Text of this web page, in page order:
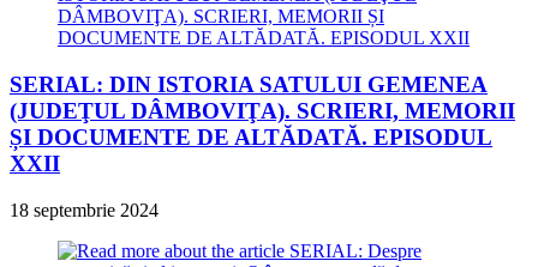
SERIAL: DIN ISTORIA SATULUI GEMENEA
(JUDEŢUL DÂMBOVIŢA). SCRIERI, MEMORII
ȘI DOCUMENTE DE ALTĂDATĂ. EPISODUL
XXII
18 septembrie 2024